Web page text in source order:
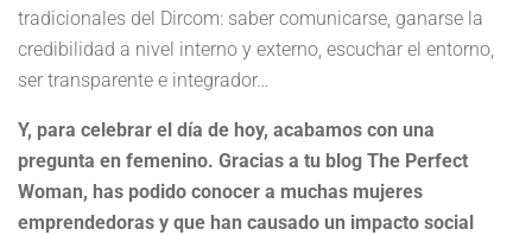
tradicionales del Dircom: saber comunicarse, ganarse la
credibilidad a nivel interno y externo, escuchar el entorno,
ser transparente e integrador…
Y, para celebrar el día de hoy, acabamos con una
pregunta en femenino. Gracias a tu blog The Perfect
Woman, has podido conocer a muchas mujeres
emprendedoras y que han causado un impacto social